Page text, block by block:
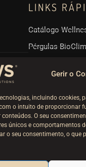
Gerir o
incluindo cookies,
o intuito de proporcionar
conteúdos. O seu
únicos e comportamentos
o seu consentimento, o que
LINKS
Catálogo
Pérgulas
Livro